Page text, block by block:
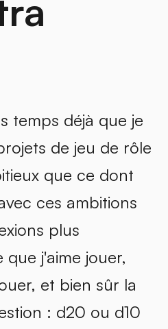
temps déjà que je
de jeu de rôle
que ce dont
ces ambitions
plus
j'aime jouer,
et bien sûr la
: d20 ou d10